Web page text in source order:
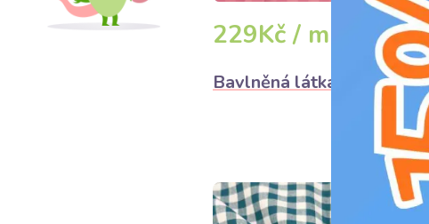
229Kč / m DETAIL
Bavlněná látka Check pink